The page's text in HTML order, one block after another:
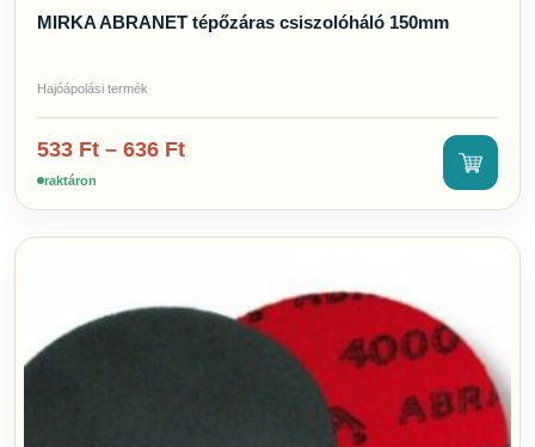
MIRKA ABRANET tépőzáras csiszolóháló 150mm
Hajóápolási termék
533 Ft – 636 Ft
raktáron